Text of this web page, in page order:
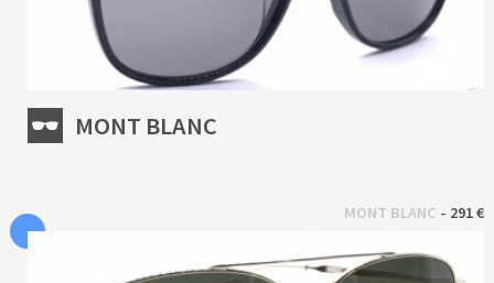
MONT BLANC
MONT BLANC - 291 €